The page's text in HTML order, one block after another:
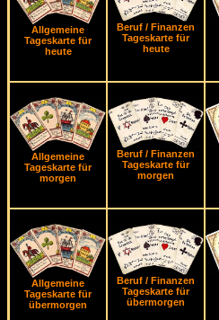
Allgemeine
Tageskarte für
heute
Beruf / Finanzen
Tageskarte für
heute
Allgemeine
Tageskarte für
morgen
Beruf / Finanzen
Tageskarte für
morgen
Allgemeine
Tageskarte für
übermorgen
Beruf / Finanzen
Tageskarte für
übermorgen